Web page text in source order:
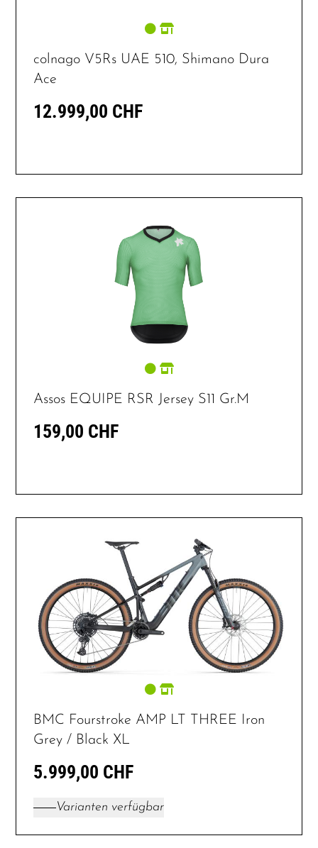
colnago V5Rs UAE 510, Shimano Dura
Ace
12.999,00 CHF
Assos EQUIPE RSR Jersey S11 Gr.M
159,00 CHF
BMC Fourstroke AMP LT THREE Iron
Grey / Black XL
5.999,00 CHF
Varianten verfügbar